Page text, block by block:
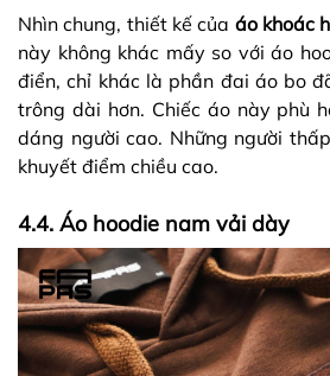
Nhìn chung, thiết kế của áo khoác
này không khác mấy so với áo
điển, chỉ khác là phần đai áo bo
trông dài hơn. Chiếc áo này phù
dáng người cao. Những người
khuyết điểm chiều cao.
4.4. Áo hoodie nam vải dày